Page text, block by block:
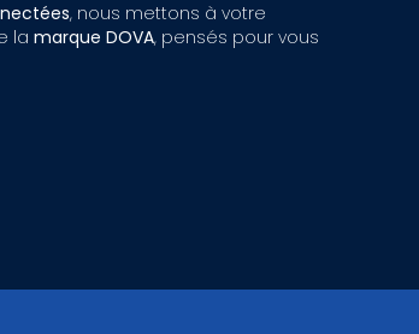
, nous mettons à votre
la marque DOVA, pensés pour vous